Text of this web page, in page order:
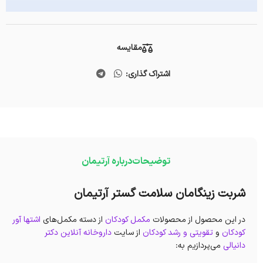
مقایسه
اشتراک گذاری:
توضیحاتدرباره آرتیمان
شربت زینگامان سلامت گستر آرتیمان
در این محصول از محصولات مکمل کودکان از دسته مکمل‌های اشتها آور
کودکان وتقویتی و رشد کودکان از سایتداروخانه آنلاین دکتر
دانیالی می‌پردازیم به: